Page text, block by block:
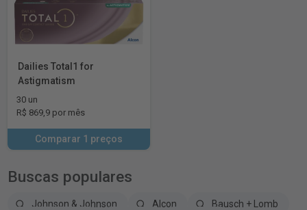
Dailies Total1 for
Astigmatism
30 un
R$ 869,9 por mês
Comparar 1 preços
Buscas populares
Johnson & Johnson Alcon
Bausch + Lomb